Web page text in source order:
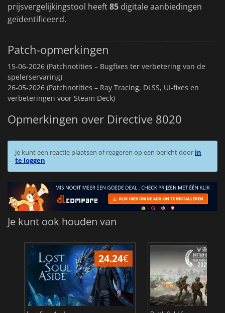
prijsvergelijkingstool heeft85 digitale aanbiedingen
geïdentificeerd.
Patch-opmerkingen
15-06-2026 (Patchnotities – Bugfixes ter verbetering van de
spelerservaring)
26-05-2026 (Patchnotities – Ray Tracing, DLSS, UI-fixes en
verbeteringen voor Steam Deck)
Opmerkingen over Directive 8020
Je kunt een reactie plaatsen of reageren op een bericht door in
te loggen
Je kunt ook houden van
24.24€